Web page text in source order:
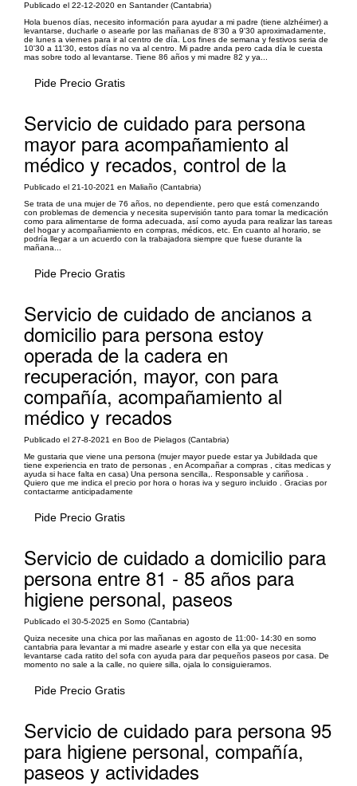
Publicado el 22-12-2020 en Santander (Cantabria)
Hola buenos días, necesito información para ayudar a mi padre (tiene alzhéimer) a
levantarse, ducharle o asearle por las mañanas de 8'30 a 9'30 aproximadamente,
de lunes a viernes para ir al centro de día. Los fines de semana y festivos seria de
10'30 a 11'30, estos días no va al centro. Mi padre anda pero cada día le cuesta
mas sobre todo al levantarse. Tiene 86 años y mi madre 82 y ya...
Pide Precio Gratis
Servicio de cuidado para persona
mayor para acompañamiento al
médico y recados, control de la
Publicado el 21-10-2021 en Maliaño (Cantabria)
Se trata de una mujer de 76 años, no dependiente, pero que está comenzando
con problemas de demencia y necesita supervisión tanto para tomar la medicación
como para alimentarse de forma adecuada, así como ayuda para realizar las tareas
del hogar y acompañamiento en compras, médicos, etc. En cuanto al horario, se
podría llegar a un acuerdo con la trabajadora siempre que fuese durante la
mañana...
Pide Precio Gratis
Servicio de cuidado de ancianos a
domicilio para persona estoy
operada de la cadera en
recuperación, mayor, con para
compañía, acompañamiento al
médico y recados
Publicado el 27-8-2021 en Boo de Pielagos (Cantabria)
Me gustaria que viene una persona (mujer mayor puede estar ya Jubildada que
tiene experiencia en trato de personas , en Acompañar a compras , citas medicas y
ayuda si hace falta en casa) Una persona sencilla,. Responsable y cariñosa .
Quiero que me indica el precio por hora o horas iva y seguro incluido . Gracias por
contactarme anticipadamente
Pide Precio Gratis
Servicio de cuidado a domicilio para
persona entre 81 - 85 años para
higiene personal, paseos
Publicado el 30-5-2025 en Somo (Cantabria)
Quiza necesite una chica por las mañanas en agosto de 11:00- 14:30 en somo
cantabria para levantar a mi madre asearle y estar con ella ya que necesita
levantarse cada ratito del sofa con ayuda para dar pequeños paseos por casa. De
momento no sale a la calle, no quiere silla, ojala lo consiguieramos.
Pide Precio Gratis
Servicio de cuidado para persona 95
para higiene personal, compañía,
paseos y actividades